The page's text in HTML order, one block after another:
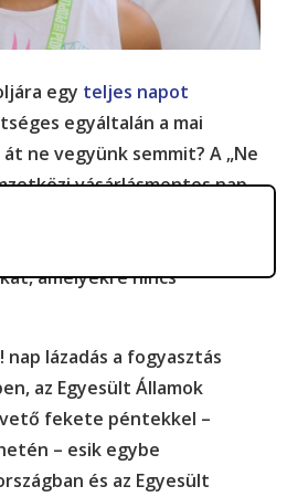
egy teljes napot
egyáltalán a mai
ne vegyünk semmit? A „Ne
vásárlásmentes nap
Sőt, szerintük
kellene próbálni nem
amelyekre nincs
lázadás a fogyasztás
az Egyesült Államok
fekete péntekkel –
– esik egybe
és az Egyesült